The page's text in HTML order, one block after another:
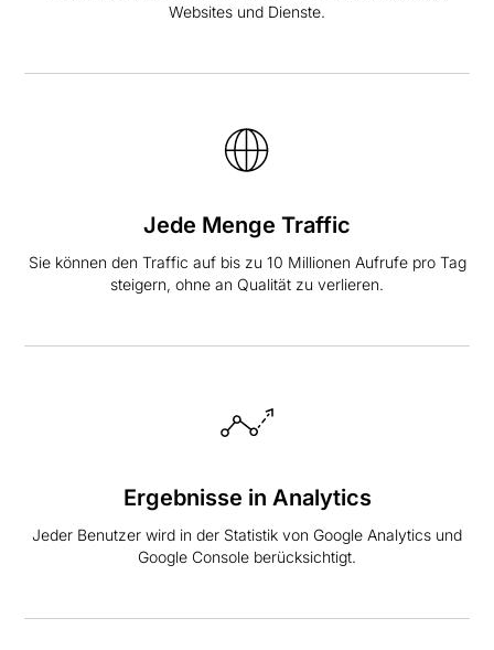
Websites und Dienste.
Jede Menge Traffic
Sie können den Traffic auf bis zu 10 Millionen Aufrufe pro Tag
steigern, ohne an Qualität zu verlieren.
Ergebnisse in Analytics
Jeder Benutzer wird in der Statistik von Google Analytics und
Google Console berücksichtigt.